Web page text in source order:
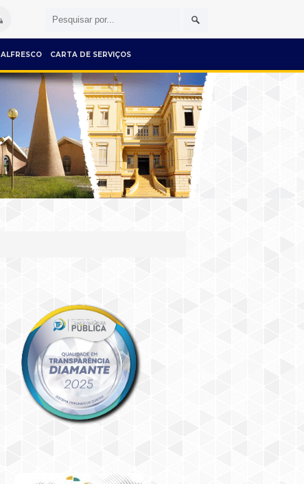
ALFRESCO CARTA DE SERVIÇOS